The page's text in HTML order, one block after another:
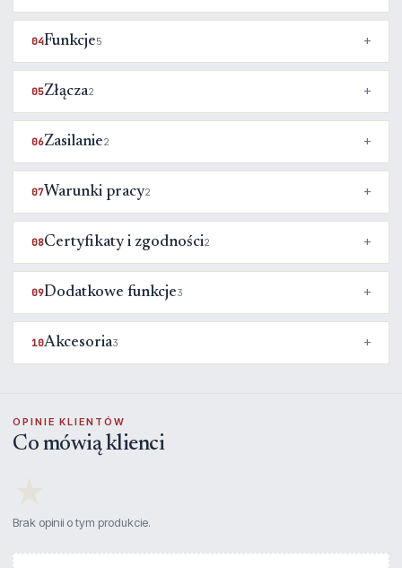
04Funkcje5
05Złącza2
06Zasilanie2
07Warunki pracy2
08Certyfikaty i zgodności2
09Dodatkowe funkcje3
10Akcesoria3
OPINIE KLIENTÓW
Co mówią klienci
Brak opinii o tym produkcie.